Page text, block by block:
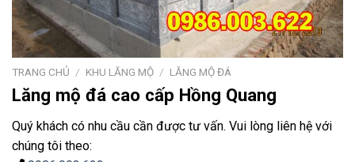
TRANG CHỦ / KHU LĂNG MỘ / LĂNG MỘ ĐÁ
Lăng mộ đá cao cấp Hồng Quang
Quý khách có nhu cầu cần được tư vấn. Vui lòng liên hệ với
chúng tôi theo: